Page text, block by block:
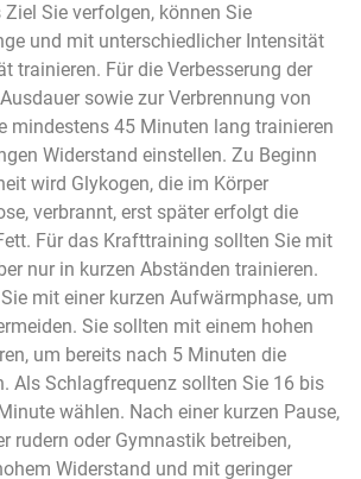
Sie verfolgen, können Sie
und mit unterschiedlicher Intensität
trainieren. Für die Verbesserung der
sowie zur Verbrennung von
mindestens 45 Minuten lang trainieren
Widerstand einstellen. Zu Beginn
wird Glykogen, die im Körper
verbrannt, erst später erfolgt die
Für das Krafttraining sollten Sie mit
nur in kurzen Abständen trainieren.
mit einer kurzen Aufwärmphase, um
Sie sollten mit einem hohen
um bereits nach 5 Minuten die
Als Schlagfrequenz sollten Sie 16 bis
wählen. Nach einer kurzen Pause,
rudern oder Gymnastik betreiben,
Widerstand und mit geringer